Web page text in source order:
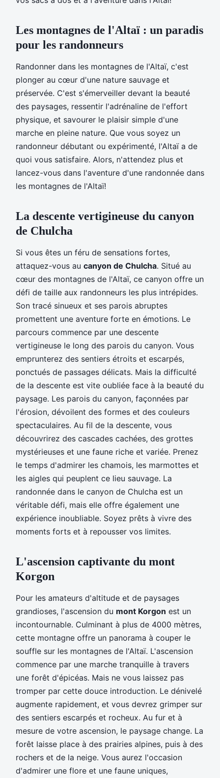
Les montagnes de l'Altaï : un paradis
pour les randonneurs
Randonner dans les montagnes de l'Altaï, c'est
plonger au cœur d'une nature sauvage et
préservée. C'est s'émerveiller devant la beauté
des paysages, ressentir l'adrénaline de l'effort
physique, et savourer le plaisir simple d'une
marche en pleine nature. Que vous soyez un
randonneur débutant ou expérimenté, l'Altaï a de
quoi vous satisfaire. Alors, n'attendez plus et
lancez-vous dans l'aventure d'une randonnée dans
les montagnes de l'Altaï!
La descente vertigineuse du canyon
de Chulcha
Si vous êtes un féru de sensations fortes,
attaquez-vous au canyon de Chulcha. Situé au
cœur des montagnes de l'Altaï, ce canyon offre un
défi de taille aux randonneurs les plus intrépides.
Son tracé sinueux et ses parois abruptes
promettent une aventure forte en émotions. Le
parcours commence par une descente
vertigineuse le long des parois du canyon. Vous
emprunterez des sentiers étroits et escarpés,
ponctués de passages délicats. Mais la difficulté
de la descente est vite oubliée face à la beauté du
paysage. Les parois du canyon, façonnées par
l'érosion, dévoilent des formes et des couleurs
spectaculaires. Au fil de la descente, vous
découvrirez des cascades cachées, des grottes
mystérieuses et une faune riche et variée. Prenez
le temps d'admirer les chamois, les marmottes et
les aigles qui peuplent ce lieu sauvage. La
randonnée dans le canyon de Chulcha est un
véritable défi, mais elle offre également une
expérience inoubliable. Soyez prêts à vivre des
moments forts et à repousser vos limites.
L'ascension captivante du mont
Korgon
Pour les amateurs d'altitude et de paysages
grandioses, l'ascension du mont Korgon est un
incontournable. Culminant à plus de 4000 mètres,
cette montagne offre un panorama à couper le
souffle sur les montagnes de l'Altaï. L'ascension
commence par une marche tranquille à travers
une forêt d'épicéas. Mais ne vous laissez pas
tromper par cette douce introduction. Le dénivelé
augmente rapidement, et vous devrez grimper sur
des sentiers escarpés et rocheux. Au fur et à
mesure de votre ascension, le paysage change. La
forêt laisse place à des prairies alpines, puis à des
rochers et de la neige. Vous aurez l'occasion
d'admirer une flore et une faune uniques,